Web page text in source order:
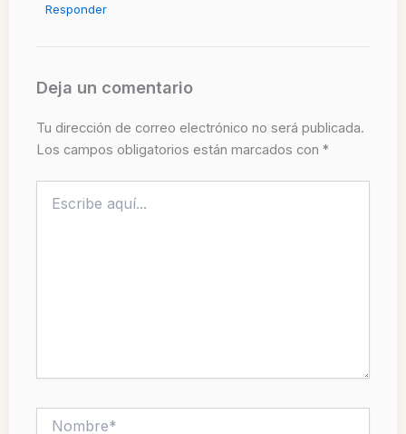
Responder
Deja un comentario
Tu dirección de correo electrónico no será publicada.
Los campos obligatorios están marcados con *
aquí...